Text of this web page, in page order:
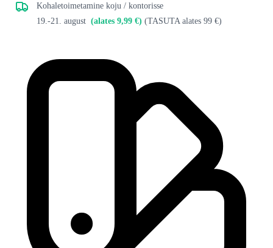
Kohaletoimetamine koju / kontorisse
19.-21. august (alates 9,99 €) (TASUTA alates 99 €)